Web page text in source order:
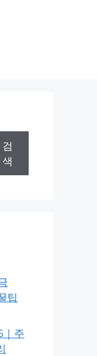
검
색
팁
｜주